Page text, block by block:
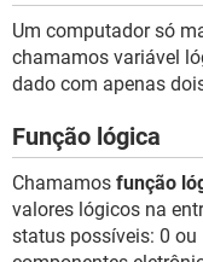
Um computador só
chamamos variável
dado com apenas
Função lógica
Chamamos função
valores lógicos na
status possíveis: 0 ou